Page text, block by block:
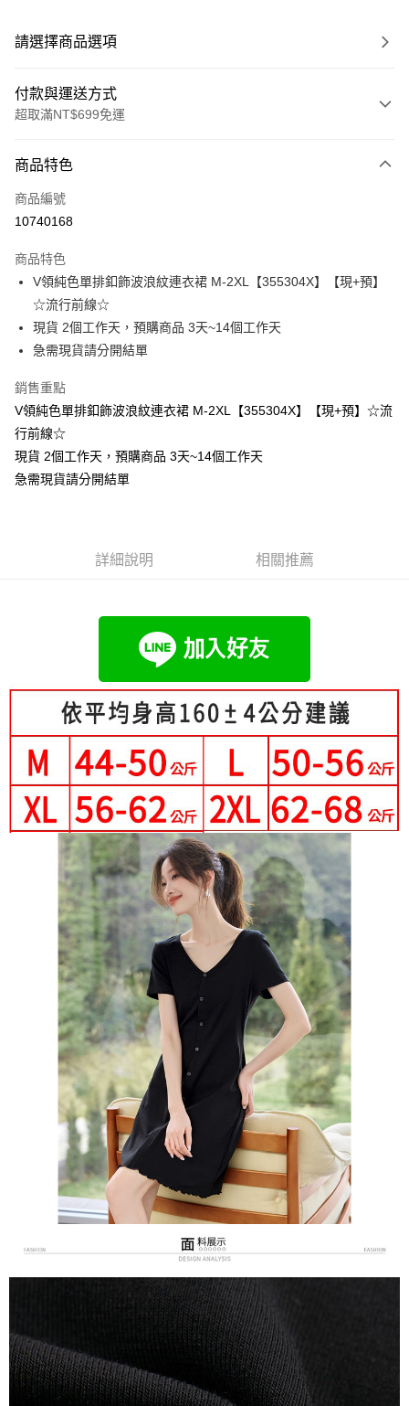
請選擇商品選項
付款與運送方式
超取滿NT$699免運
信用卡一次付款
超商取貨付款
Apple Pay
街口支付
悠遊付
Google Pay
全支付
大哥付你分期
2.付款方式選擇「大哥付你分期」，訂單成立後會自動跳轉到大哥付的交易
4.訂單成立30分鐘內，如未前往確認交易或遇審核未通過，訂單將自動取
消。如遇「轉專審核」未通過狀況，表示未達大哥付你分期系統評分，恕無
1.分期款項不併入電信帳單，「大哥付你分期」於每月結算日後寄送繳費提
醒簡訊。
2.透過簡訊連結打開帳單後，可選擇「超商條碼／台灣大直營門市／銀行轉
帳／街口支付／iPASS MONEY」等通路繳費。
【注意事項】
1.本服務係由「台灣大哥大股份有限公司」（以下簡稱本公司）所提供，讓
用戶於交易時，得透過本服務購買商品或服務，並由商店將買賣／分期付款
買賣價金債權讓與本公司後，依約使用本公司帳單繳交帳款。
2.基於同意付款使用「大哥付你分期」之契約關係目的，商店將以您的個人
資料（包含姓名、電話或地址）提供予台灣大哥大進項蒐集、處理及利用，
由本公司與您本人進行分期帳單所需資料之確認、核對及更正。
3.完整用戶服務條款，請詳閱以下連結：https://oppay.tw/userRule
１．簡單：不需註冊會員、不需綁卡、不需儲值。
２．便利：只要手機號碼，簡訊認證，即可結帳。
３．安心：先確認商品／服務後，再付款。
【「AFTEE先享後付」結帳流程】
１．於結帳方式選擇「AFTEE先享後付」後，將跳轉至「AFTEE先享後付」
結帳頁面，進行簡訊認證並確認金額後，即可完成結帳。
３．收到繳費通知簡訊後14天內，點擊此簡訊中的連結，可透過四大超商／
ATM／網路銀行／等多元方式進行付款，方視為交易完成。
※ 請注意：結帳手續完成當下不需立刻繳費，但若您需要取消訂單，請聯絡
購買商品的店家。未經商家同意取消之訂單仍視為有效，需透過AFTEE先享
後付繳納相關費用。
※ 交易是否成功請以「AFTEE先享後付 」之結帳頁面顯示為準，若有關於
是否繳費成功／繳費後需取消欲退款等相關疑問，請聯繫「AFTEE先享後付
客戶支援中心」https://netprotections.freshdesk.com/support/home
【注意事項】
１．透過由恩沛科技股份有限公司提供之「AFTEE先享後付」服務完成之交
易，需依本服務之必要範圍內提供個人資料，並將交易相關給付款項請求債
權轉讓予恩沛科技股份有限公司。
２．關於個人資料處理事宜，請瀏覽以下網址：
https://aftee.tw/terms/#terms3
３．未成年的使用者請事先徵得法定代理人或監護人之同意方可使用
「AFTEE先享後付」，若未經同意申辦者引起之損失，本公司不負相關責
４．使用「AFTEE先享後付」時，將依據個別帳號之用戶狀況，依本公司即
時審查核予不同之上限額度；若仍有額度不足之情形，本公司將視審查結果
請求用戶進行身份認證。
５．嚴禁一人註冊多個帳號或使用他人資訊註冊。若發現惡意使用之情形，
恩沛科技股份有限公司將有權停止該用戶之使用額度並採取法律行動。
「Hami Point」為中華電信所提供之點數服務，可於會員專區綁定中華電信
會員帳號後，即可在購物車使用 Hami Point 折抵消費金額 (1點等於1元)。
運送方式
全家付款取貨
每筆NT$80，滿NT$699(含以上)免運費
付款後全家取貨
每筆NT$80，滿NT$699(含以上)免運費
付款後萊爾富取貨
每筆NT$80，滿NT$699(含以上)免運費
7-11付款取貨
每筆NT$80，滿NT$699(含以上)免運費
付款後7-11取貨
每筆NT$80，滿NT$699(含以上)免運費
每筆NT$70，滿NT$699(含以上)免運費
離島-郵局寄送
每筆NT$90，滿NT$699(含以上)免運費
國家/地區配送 查看運費
商品特色
商品編號
10740168
商品特色
V領純色單排釦飾波浪紋連衣裙 M-2XL【355304X】【現+預】
☆流行前線☆
現貨 2個工作天，預購商品 3天~14個工作天
急需現貨請分開結單
銷售重點
V領純色單排釦飾波浪紋連衣裙 M-2XL【355304X】【現+預】☆流
行前線☆
現貨 2個工作天，預購商品 3天~14個工作天
急需現貨請分開結單
詳細說明 相關推薦